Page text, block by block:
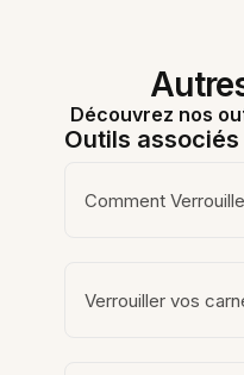
Découvrez nos
Outils associés
Comment
Verrouiller vos